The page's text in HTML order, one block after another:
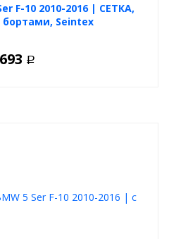
F-10 2010-2016 | СЕТКА,
Seintex
Р